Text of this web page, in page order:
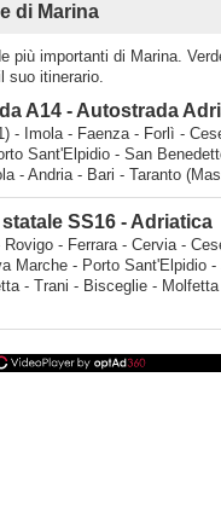
di Marina
più importanti di Marina.
suo itinerario.
A14 - Autostrada
- Imola - Faenza - Forlì -
Sant'Elpidio - San
- Andria - Bari - Taranto
SS16 - Adriatica
Rovigo - Ferrara - Cervia -
Marche - Porto Sant'Elpidio
- Trani - Bisceglie -